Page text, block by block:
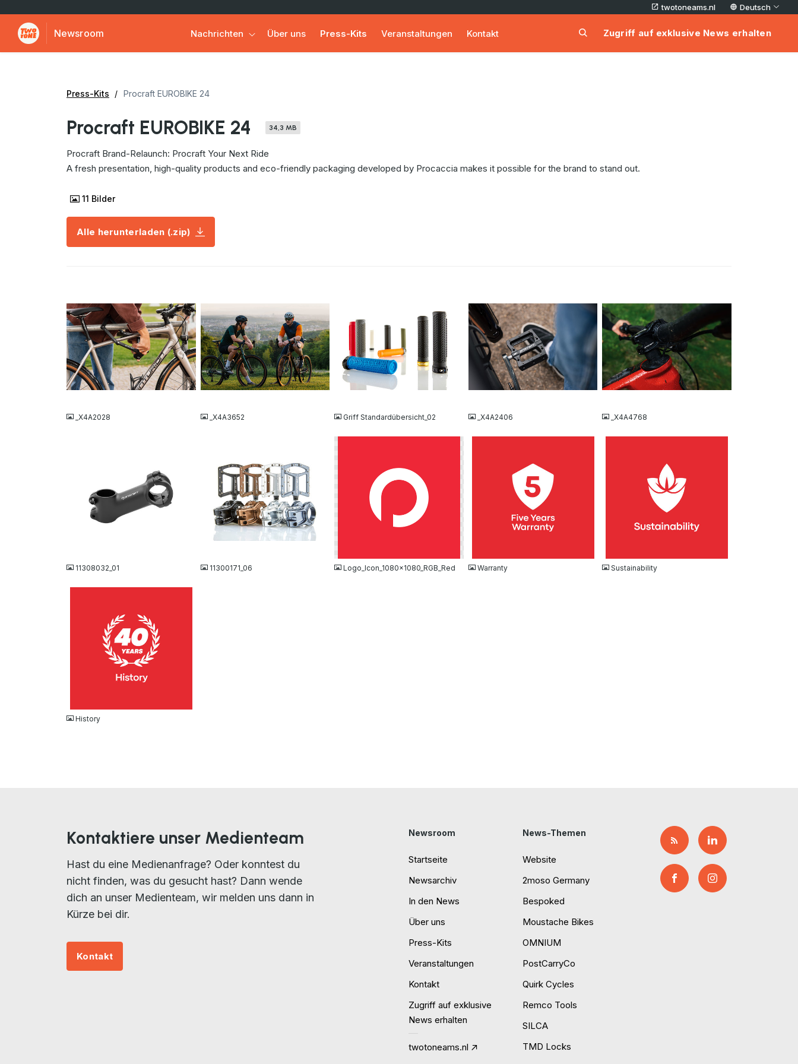
twotoneams.nl Deutsch
Newsroom Nachrichten Über uns Press-Kits Veranstaltungen Kontakt Zugriff auf exklusive News erhalten
Press-Kits Procraft EUROBIKE 24
Procraft EUROBIKE 24 34,3 MB
Procraft Brand-Relaunch: Procraft Your Next Ride
A fresh presentation, high-quality products and eco-friendly packaging developed by Procaccia makes it possible for the brand to stand out.
11 Bilder
Alle herunterladen (.zip)
JPG
_X4A2028
JPG
_X4A3652
JPG
Griff Standardübersicht_02
JPG
_X4A2406
JPG
_X4A4768
11308032_01
JPG
11300171_06 Logo_Icon_1080x1080_RGB_Red Warranty Sustainability
History
Kontaktiere unser Medienteam
Hast du eine Medienanfrage? Oder konntest du
nicht finden, was du gesucht hast? Dann wende
dich an unser Medienteam, wir melden uns dann in
Kürze bei dir.
Kontakt
Newsroom
Startseite
Newsarchiv
In den News
Über uns
Press-Kits
Veranstaltungen
Kontakt
Zugriff auf exklusive
News erhalten
twotoneams.nl
News-Themen
Website
2moso Germany
Bespoked
Moustache Bikes
OMNIUM
PostCarryCo
Quirk Cycles
Remco Tools
SILCA
TMD Locks